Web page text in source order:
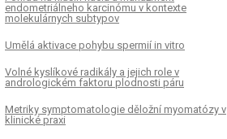
endometriálneho karcinómu v kontexte
molekulárnych subtypov
Umělá aktivace pohybu spermií in vitro
Volné kyslíkové radikály a jejich role v
andrologickém faktoru plodnosti páru
Metriky symptomatologie děložní myomatózy v
klinické praxi